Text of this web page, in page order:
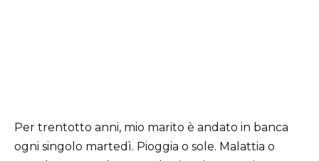
Per trentotto anni, mio marito è andato in banca
ogni singolo martedì. Pioggia o sole. Malattia o